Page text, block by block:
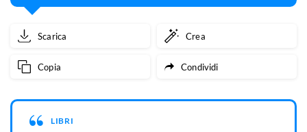
Scarica Crea
Copia Condividi
LIBRI